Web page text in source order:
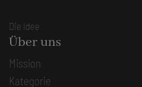
Die Idee
Über uns
Mission
Kategorie